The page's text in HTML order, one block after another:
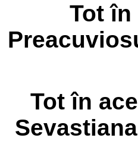
Tot în
Tot în